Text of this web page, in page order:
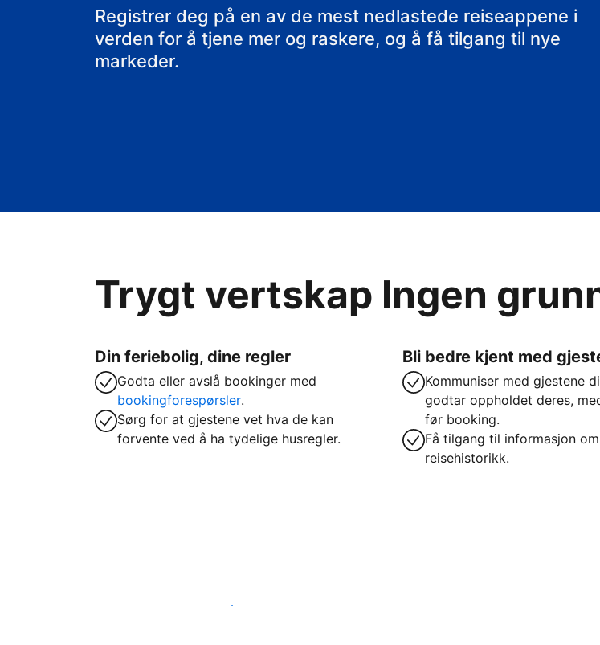
rorbua di
Registrer deg på en av de mest nedlastede reiseappene i
verden for å tjene mer og raskere, og å få tilgang til nye
markeder.
Trygt vertskap Ingen
Din feriebolig, dine regler
Godta eller avslå bookinger med
bookingforespørsler.
Sørg for at gjestene vet hva de kan
forvente ved å ha tydelige husregler.
Bli bedre kjent med
Kommuniser med gjestene
godtar oppholdet deres,
før booking.
Få tilgang til informasjon
reisehistorikk.
Lei ut ferieboligen din gjennom oss i dag